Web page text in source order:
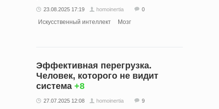
23.08.2025 17:19 homoinertia 0
Искусственный интеллект Мозг
Эффективная перегрузка.
Человек, которого не видит
система +8
27.07.2025 12:08 homoinertia 9